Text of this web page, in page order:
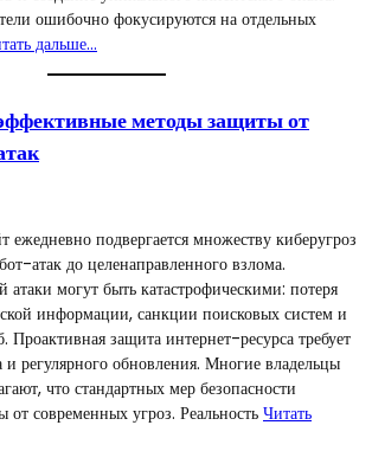
ошибочно фокусируются на отдельных
дальше…
методы защиты от
подвергается множеству киберугроз
атак до целенаправленного взлома.
атаки могут быть катастрофическими: потеря
информации, санкции поисковых систем и
защита интернет-ресурса требует
и регулярного обновления. Многие владельцы
что стандартных мер безопасности
от современных угроз. Реальность Читать